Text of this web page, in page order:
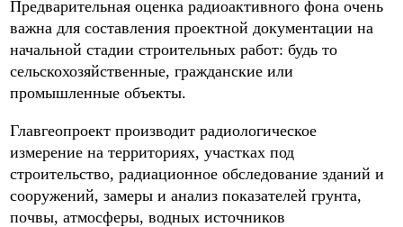
Предварительная оценка радиоактивного фона очень
важна для составления проектной документации на
начальной стадии строительных работ: будь то
сельскохозяйственные, гражданские или
промышленные объекты.
Главгеопроект производит радиологическое
измерение на территориях, участках под
строительство, радиационное обследование зданий и
сооружений, замеры и анализ показателей грунта,
почвы, атмосферы, водных источников